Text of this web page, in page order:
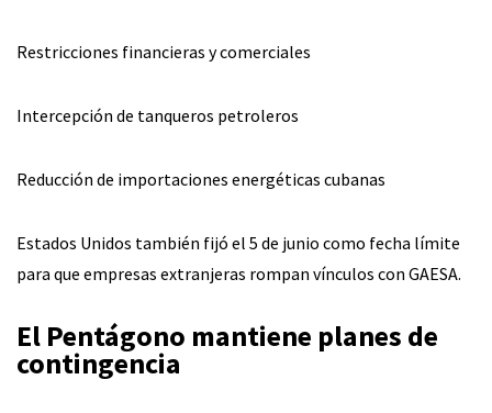
Restricciones financieras y comerciales
Intercepción de tanqueros petroleros
Reducción de importaciones energéticas cubanas
Estados Unidos también fijó el 5 de junio como fecha límite
para que empresas extranjeras rompan vínculos con GAESA.
El Pentágono mantiene planes de
contingencia